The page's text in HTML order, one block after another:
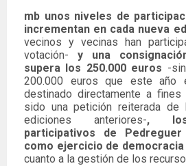
mb unos niveles de
incrementan en cada nueva
vecinos y vecinas han
votación-
y una
supera los 250.000 euros -
200.000 euros que este año
destinado directamente a
sido una petición reiterada de
ediciones anteriores-,
participativos de
como ejercicio de
cuanto a la gestión de los